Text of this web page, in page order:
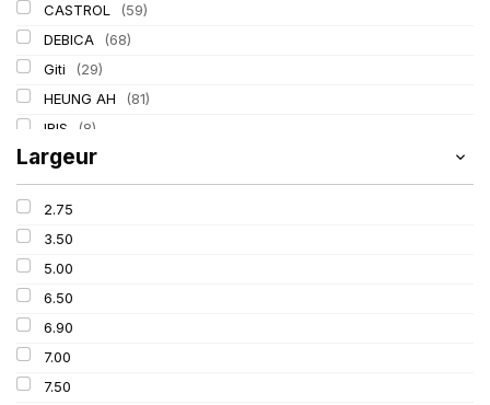
CASTROL
(59)
DEBICA
(68)
Giti
(29)
HEUNG AH
(81)
IRIS
(8)
ITALMATIC
KLEBER (116)
LASSA
LING LONG
MICHELIN
MITAS
Mondolfo ferro
PIRELLI
PROMETEON
Largeur
2.75
3.50
5.00
6.50
6.90
7.00
7.50